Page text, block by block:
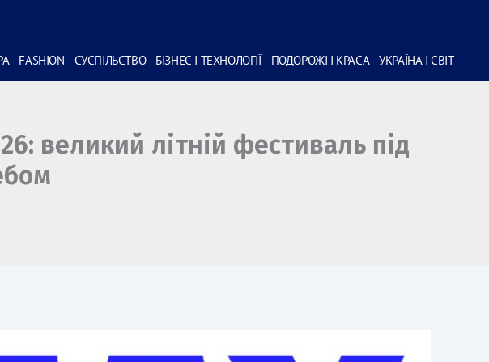
FASHION СУСПІЛЬСТВО БІЗНЕС І ТЕХНОЛОГІЇ ПОДОРОЖІ І КРАСА УКРАЇНА І СВІТ
великий літній фестиваль під